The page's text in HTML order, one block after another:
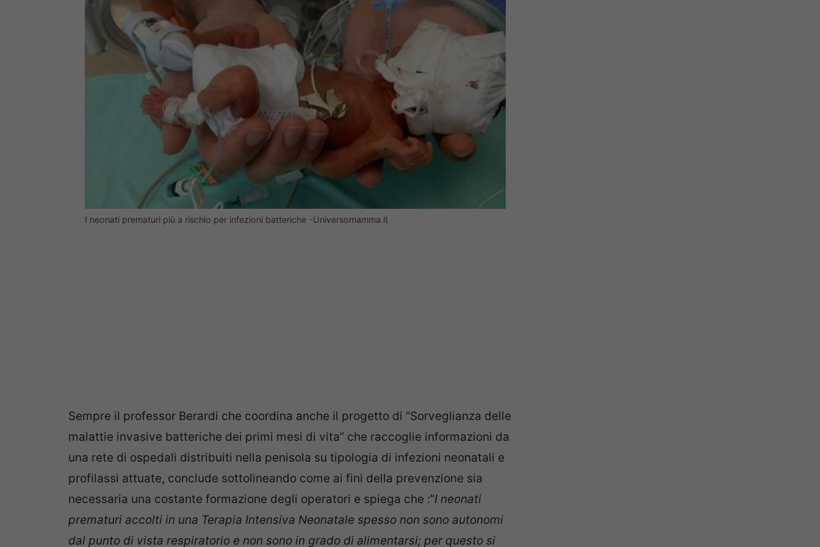
I neonati prematuri più a rischio per infezioni batteriche -Universomamma.it
Sempre il professor Berardi che coordina anche il progetto di “Sorveglianza delle
malattie invasive batteriche dei primi mesi di vita” che raccoglie informazioni da
una rete di ospedali distribuiti nella penisola su tipologia di infezioni neonatali e
profilassi attuate, conclude sottolineando come ai fini della prevenzione sia
necessaria una costante formazione degli operatori e spiega che :”I neonati
prematuri accolti in una Terapia Intensiva Neonatale spesso non sono autonomi
dal punto di vista respiratorio e non sono in grado di alimentarsi; per questo si